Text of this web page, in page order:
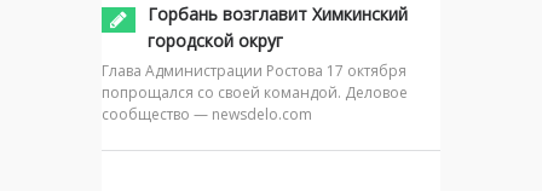
Горбань возглавит Химкинский
городской округ
Глава Администрации Ростова 17 октября
попрощался со своей командой. Деловое
сообщество — newsdelo.com